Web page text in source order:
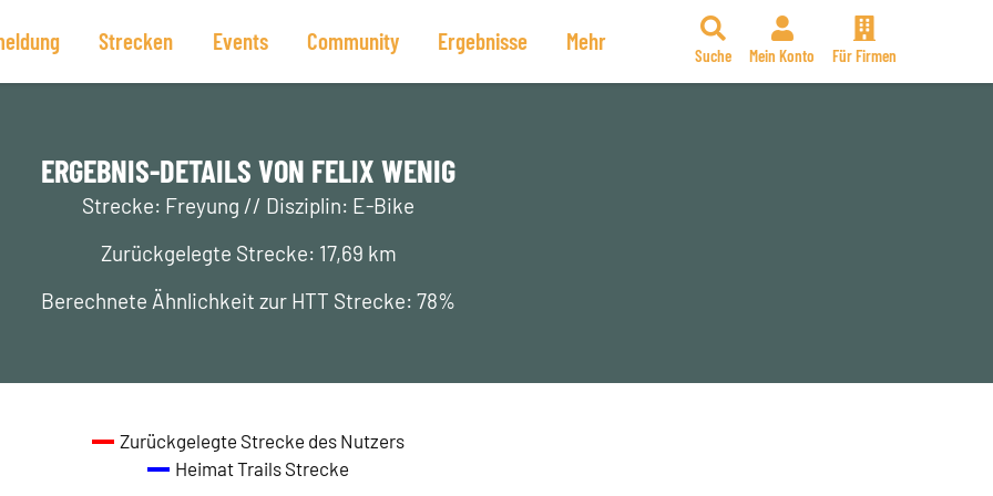
Strecken Events Community Ergebnisse Mehr
Suche Mein Konto Für Firmen
ERGEBNIS-DETAILS VON FELIX WENIG
Strecke: Freyung // Disziplin: E-Bike
Zurückgelegte Strecke: 17,69 km
Berechnete Ähnlichkeit zur HTT Strecke: 78%
Zurückgelegte Strecke des Nutzers
Heimat Trails Strecke